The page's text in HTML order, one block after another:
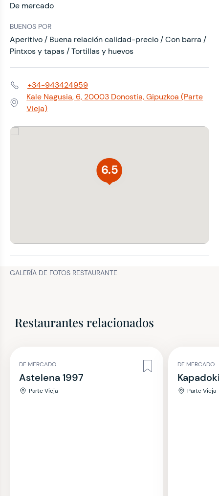
De mercado
BUENOS POR
Aperitivo / Buena relación calidad-precio / Con barra /
Pintxos y tapas / Tortillas y huevos
Teléfono:+34-943424959
Dirección:
Kale Nagusia, 6, 20003 Donostia, Gipuzkoa (Parte
Vieja)
6.5
GALERÍA DE FOTOS RESTAURANTE
Restaurantes relacionados
DE MERCADO
Astelena 1997
Parte Vieja
DE MERCADO
Parte Vieja